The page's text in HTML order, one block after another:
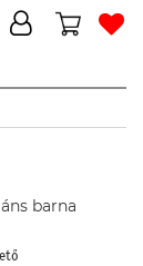
barna